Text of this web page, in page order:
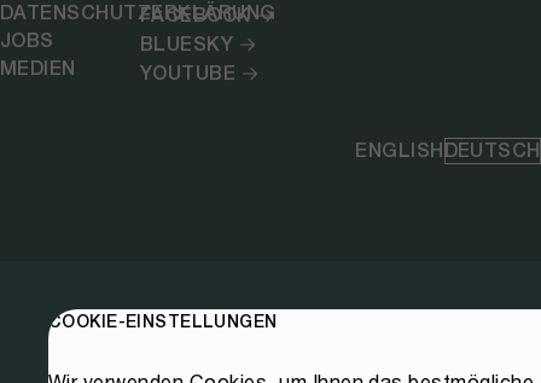
DATENSCHUTZERKLÄRUNG
JOBS
MEDIEN
FACEBOOK
BLUESKY
YOUTUBE
ENGLISHDEUTSCH
COOKIE-EINSTELLUNGEN